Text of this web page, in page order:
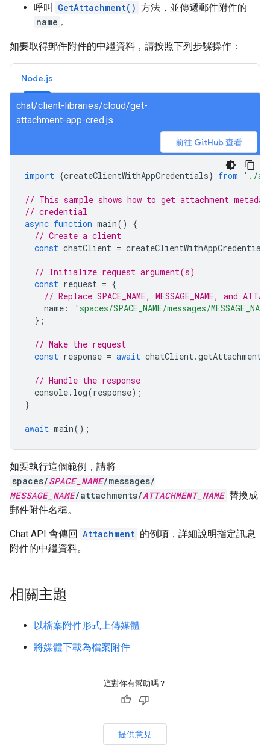
呼叫 GetAttachment() 方法，並傳遞郵件附件的
name 。
如要取得郵件附件的中繼資料，請按照下列步驟操作：
Node.js
chat/client-libraries/cloud/get-
attachment-app-cred.js
前往 GitHub 查看
import {createClientWithAppCredentials} from './
// This sample shows how to get attachment
// credential
async function main()
{
// Create a client
const chatClient = createClientWithAppCredentials
// Initialize request argument(s)
const request = {
// Replace SPACE_NAME, MESSAGE_NAME, and
name :
'spaces/SPACE_NAME/messages/
};
// Make the request
const response = await chatClient.getAttachment
// Handle the response
console. log(response);
}
await main();
如要執行這個範例，請將
spaces/SPACE_NAME/messages/
MESSAGE_NAME/attachments/ATTACHMENT_NAME 替換成
郵件附件名稱。
Chat API 會傳回 Attachment 的例項，詳細說明指定訊息
附件的中繼資料。
相關主題
以檔案附件形式上傳媒體
將媒體下載為檔案附件
這對你有幫助嗎？
提供意見